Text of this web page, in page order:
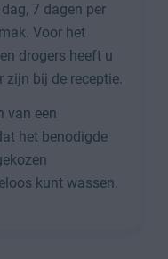
7 dagen per
Voor het
drogers heeft u
zijn bij de receptie.
van een
het benodigde
kunt wassen.